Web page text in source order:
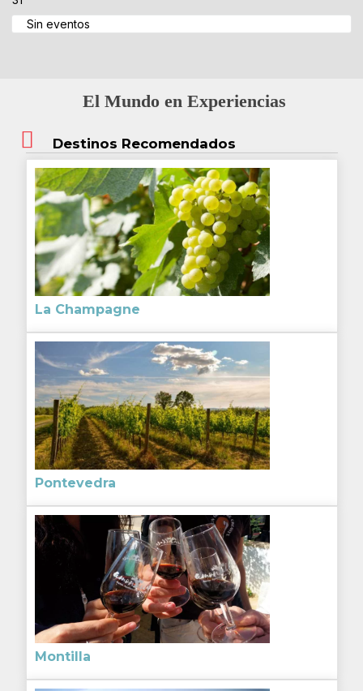
Sin eventos
El Mundo en Experiencias
Destinos Recomendados
La Champagne
Pontevedra
Montilla